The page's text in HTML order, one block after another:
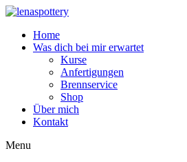
Zum
wechselnHome
Was dich bei mir erwartet
Kurse
Anfertigungen
Brennservice
Shop
Über mich
Kontakt
Menu